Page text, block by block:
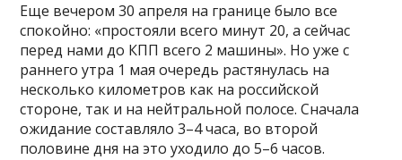
Еще вечером 30 апреля на границе было все
спокойно: «простояли всего минут 20, а сейчас
перед нами до КПП всего 2 машины». Но уже с
раннего утра 1 мая очередь растянулась на
несколько километров как на российской
стороне, так и на нейтральной полосе. Сначала
ожидание составляло 3–4 часа, во второй
половине дня на это уходило до 5–6 часов.